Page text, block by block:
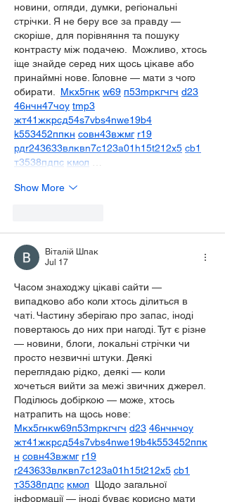
новини, огляди, думки, регіональні
стрічки. Я не беру все за правду —
скоріше, для порівняння та пошуку
контрасту між подачею.  Можливо, хтось
іще знайде серед них щось цікаве або
принаймні нове. Головне — мати з чого
обирати. Мкх5гнк w69 п53mpкгчгч d23
46нчн47чоу tmp3
жт41жкрсд54s7vbs4nwe19b4
k553452ппкн совн43вжмг r19
рдr243633влквn7c123a01h15t212x5 cb1
т3538пдпс кмол …
Show More
Віталій Шпак
Jul 17
Часом знаходжу цікаві сайти —
випадково або коли хтось ділиться в
чаті. Частину зберігаю про запас, іноді
повертаюсь до них при нагоді. Тут є різне
— новини, блоги, локальні стрічки чи
просто незвичні штуки. Деякі
переглядаю рідко, деякі — коли
хочеться вийти за межі звичних джерел.
Поділюсь добіркою — може, хтось
натрапить на щось нове:
Мкх5гнкw69п53mpкгчгч d23 46нчнчоу
жт41жкрсд54s7vbs4nwe19b4k553452ппк
н совн43вжмг r19
r243633влквn7c123a01h15t212x5 cb1
т3538пдпс кмол
  Щодо загальної
інформації — іноді буває корисно мати